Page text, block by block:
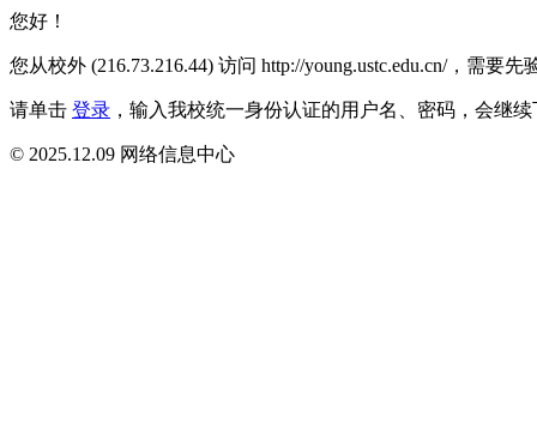
您好！
您从校外 (216.73.216.44) 访问 http://young.ustc.edu.cn/，需要
请单击 登录 ，输入我校统一身份认证的用户名、密码，会继
© 2025.12.09 网络信息中心